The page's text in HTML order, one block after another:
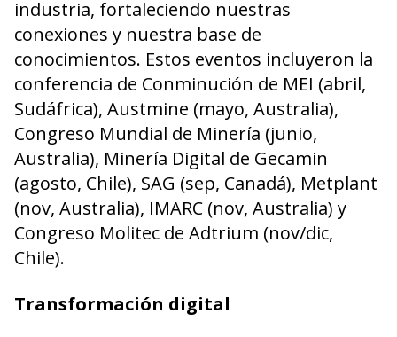
industria, fortaleciendo nuestras
conexiones y nuestra base de
conocimientos. Estos eventos incluyeron la
conferencia de Conminución de MEI (abril,
Sudáfrica), Austmine (mayo, Australia),
Congreso Mundial de Minería (junio,
Australia), Minería Digital de Gecamin
(agosto, Chile), SAG (sep, Canadá), Metplant
(nov, Australia), IMARC (nov, Australia) y
Congreso Molitec de Adtrium (nov/dic,
Chile).
Transformación digital